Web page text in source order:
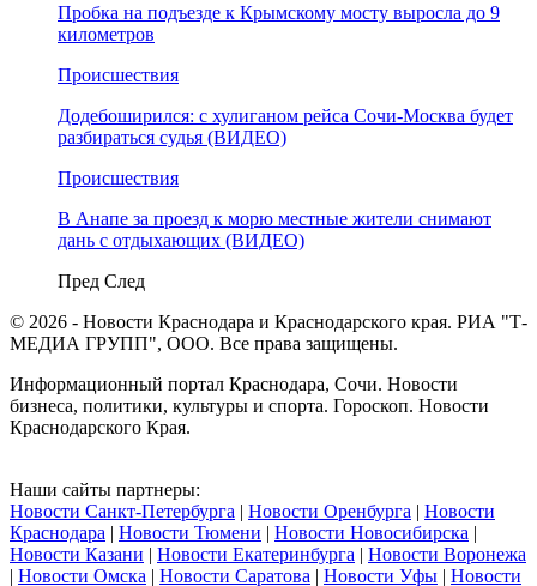
Пробка на подъезде к Крымскому мосту выросла до 9
километров
Происшествия
Додебоширился: с хулиганом рейса Сочи-Москва будет
разбираться судья (ВИДЕО)
Происшествия
В Анапе за проезд к морю местные жители снимают
дань с отдыхающих (ВИДЕО)
Пред След
© 2026 - Новости Краснодара и Краснодарского края. РИА "Т-
МЕДИА ГРУПП", ООО. Все права защищены.
Информационный портал Краснодара, Сочи. Новости
бизнеса, политики, культуры и спорта. Гороскоп. Новости
Краснодарского Края.
Наши сайты партнеры:
Новости Санкт-Петербурга | Новости Оренбурга | Новости
Краснодара | Новости Тюмени | Новости Новосибирска |
Новости Казани | Новости Екатеринбурга | Новости Воронежа
| Новости Омска | Новости Саратова | Новости Уфы | Новости